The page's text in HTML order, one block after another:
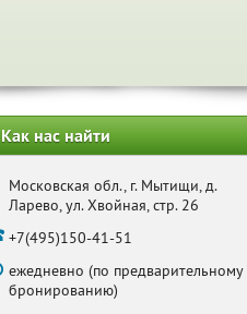
Как нас найти
Московская обл., г. Мытищи, д.
Ларево, ул. Хвойная, стр. 26
+7(495)150-41-51
ежедневно (по предварительному
бронированию)